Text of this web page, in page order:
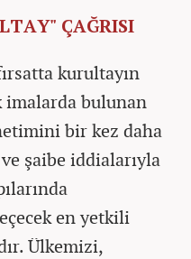
ÇAĞRISI
kurultayın
bulunan
bir kez daha
şaibe iddialarıyla
en yetkili
Ülkemizi,